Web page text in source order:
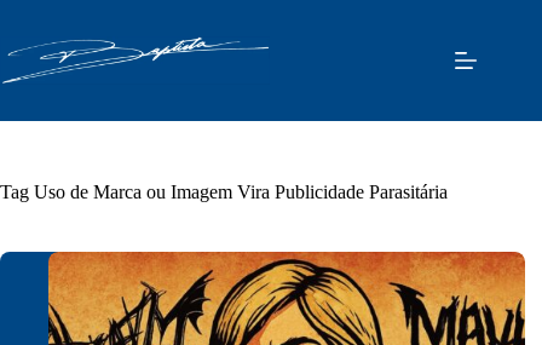
o
conteúdo
Tag Uso de Marca ou Imagem Vira Publicidade Parasitária